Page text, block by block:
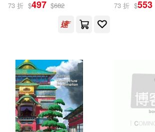
73 折 $497 $682 73 折 $553